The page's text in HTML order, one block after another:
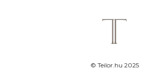
© Teilor.hu 2025